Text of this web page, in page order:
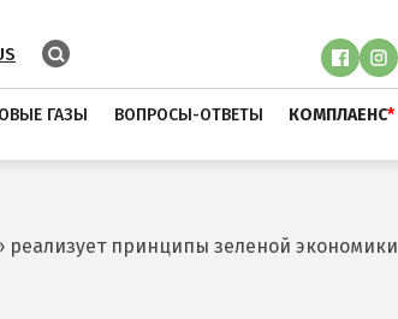
ГАЗЫ ВОПРОСЫ-ОТВЕТЫ КОМПЛАЕНС*
принципы зеленой экономики